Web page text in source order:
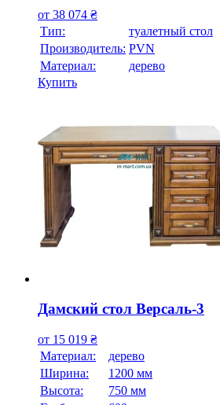
от 38 074 ₴
Тип:
туалетный стол
Производитель: PVN
Материал:
дерево
Купить
Дамский стол Версаль-3
от 15 019 ₴
Материал:
дерево
Ширина:
1200 мм
Высота:
750 мм